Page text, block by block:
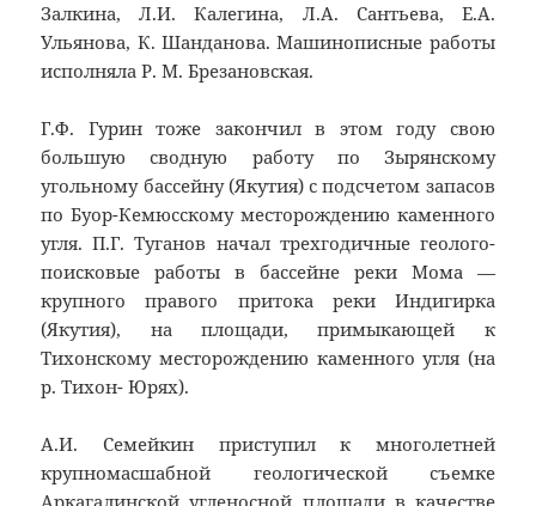
Залкина, Л.И. Калегина, Л.А. Сантьева, Е.А.
Ульянова, К. Шанданова. Машинописные работы
исполняла Р. М. Брезановская.
Г.Ф. Гурин тоже закончил в этом году свою
большую сводную работу по Зырянскому
угольному бассейну (Якутия) с подсчетом запасов
по Буор-Кемюсскому месторождению каменного
угля. П.Г. Туганов начал трехгодичные геолого-
поисковые работы в бассейне реки Мома —
крупного правого притока реки Индигирка
(Якутия), на площади, примыкающей к
Тихонскому месторождению каменного угля (на
р. Тихон- Юрях).
А.И. Семейкин приступил к многолетней
крупномасшабной геологической съемке